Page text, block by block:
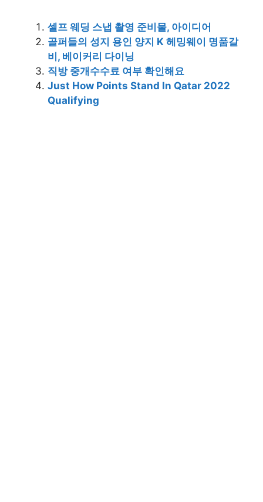
셀프 웨딩 스냅 촬영 준비물, 아이디어
골퍼들의 성지 용인 양지 K 헤밍웨이 명품갈
비, 베이커리 다이닝
직방 중개수수료 여부 확인해요
Just How Points Stand In Qatar 2022
Qualifying